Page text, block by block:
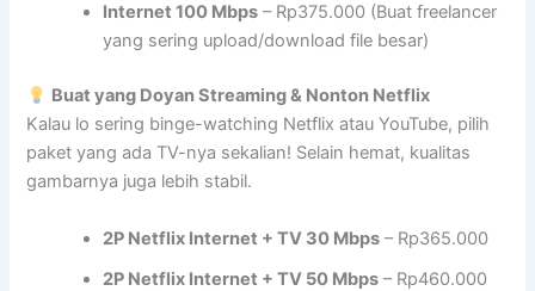
Internet 100 Mbps – Rp375.000 (Buat freelancer
yang sering upload/download file besar)
Buat yang Doyan Streaming & Nonton Netflix
Kalau lo sering binge-watching Netflix atau YouTube, pilih
paket yang ada TV-nya sekalian! Selain hemat, kualitas
gambarnya juga lebih stabil.
2P Netflix Internet + TV 30 Mbps – Rp365.000
2P Netflix Internet + TV 50 Mbps – Rp460.000